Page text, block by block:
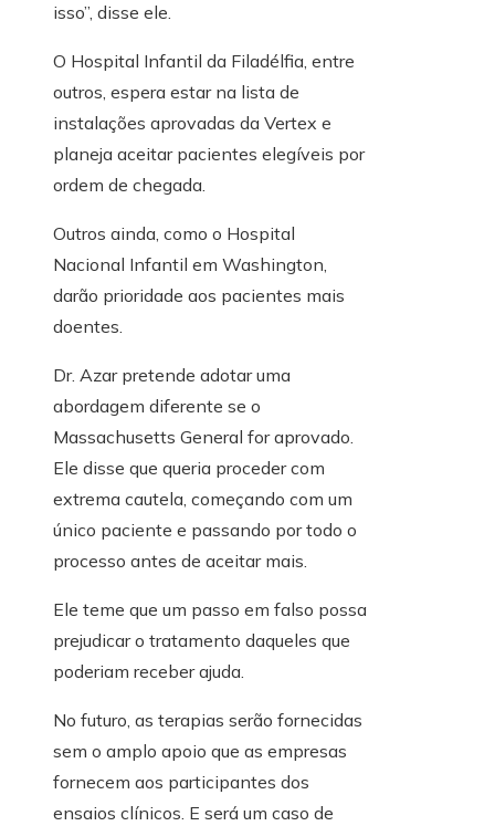
isso”, disse ele.
O Hospital Infantil da Filadélfia, entre
outros, espera estar na lista de
instalações aprovadas da Vertex e
planeja aceitar pacientes elegíveis por
ordem de chegada.
Outros ainda, como o Hospital
Nacional Infantil em Washington,
darão prioridade aos pacientes mais
doentes.
Dr. Azar pretende adotar uma
abordagem diferente se o
Massachusetts General for aprovado.
Ele disse que queria proceder com
extrema cautela, começando com um
único paciente e passando por todo o
processo antes de aceitar mais.
Ele teme que um passo em falso possa
prejudicar o tratamento daqueles que
poderiam receber ajuda.
No futuro, as terapias serão fornecidas
sem o amplo apoio que as empresas
fornecem aos participantes dos
ensaios clínicos. E será um caso de